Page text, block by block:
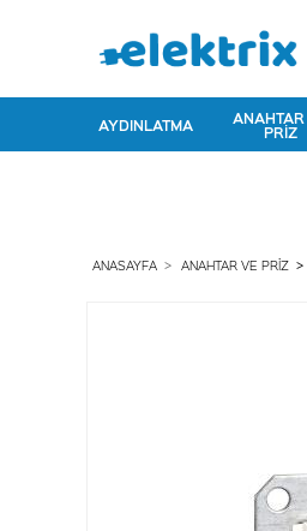
AYDINLATMA PRIZ
ANASAYFA ANAHTAR VE PRIZ